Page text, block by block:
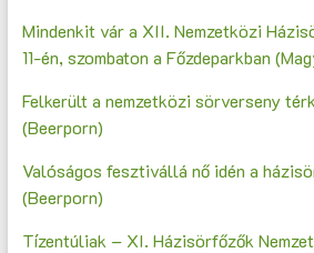
Mindenkit vár a XII. Nemzetközi
11-én, szombaton a Főzdeparkban
Felkerült a nemzetközi sörverseny
(Beerporn)
Valóságos fesztivállá nő idén a
(Beerporn)
Tízentúliak – XI. Házisörfőzők